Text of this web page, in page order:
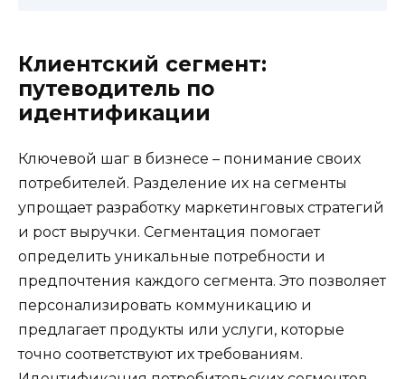
Клиентский сегмент:
путеводитель по
идентификации
Ключевой шаг в бизнесе – понимание своих
потребителей. Разделение их на сегменты
упрощает разработку маркетинговых стратегий
и рост выручки. Сегментация помогает
определить уникальные потребности и
предпочтения каждого сегмента. Это позволяет
персонализировать коммуникацию и
предлагает продукты или услуги, которые
точно соответствуют их требованиям.